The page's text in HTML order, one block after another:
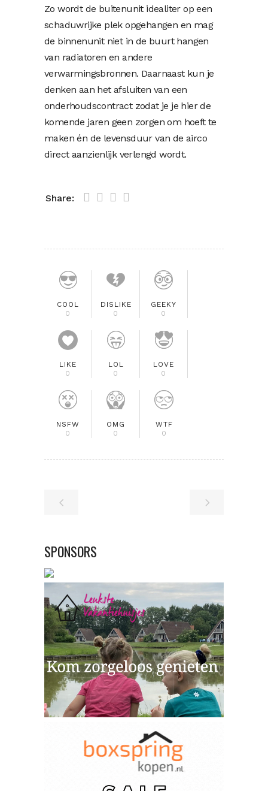
Zo wordt de buitenunit idealiter op een
schaduwrijke plek opgehangen en mag
de binnenunit niet in de buurt hangen
van radiatoren en andere
verwarmingsbronnen. Daarnaast kun je
denken aan het afsluiten van een
onderhoudscontract zodat je je hier de
komende jaren geen zorgen om hoeft te
maken én de levensduur van de airco
direct aanzienlijk verlengd wordt.
Share:
COOL
0
DISLIKE
0
GEEKY
0
LIKE
0
LOL
0
LOVE
0
NSFW
0
OMG
0
WTF
0
SPONSORS